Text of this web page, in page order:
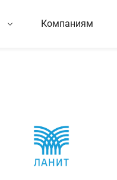
Компаниям